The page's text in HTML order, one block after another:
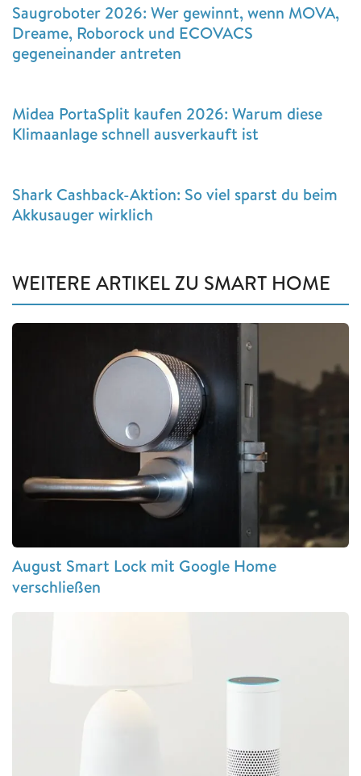
Saugroboter 2026: Wer gewinnt, wenn MOVA,
Dreame, Roborock und ECOVACS
gegeneinander antreten
Midea PortaSplit kaufen 2026: Warum diese
Klimaanlage schnell ausverkauft ist
Shark Cashback-Aktion: So viel sparst du beim
Akkusauger wirklich
WEITERE ARTIKEL ZU SMART HOME
August Smart Lock mit Google Home
verschließen